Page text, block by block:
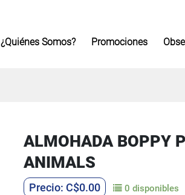
¿Quiénes Somos? Promociones
ALMOHADA BOPPY
ANIMALS
C$0.00 0 disponibles